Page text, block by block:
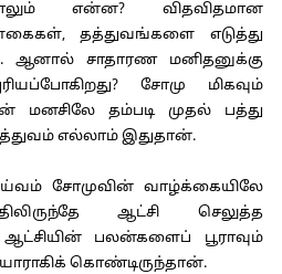
என்ன? விதவிதமான
தத்துவங்களை எடுத்து
ஆனால் சாதாரண மனிதனுக்கு
சோமு மிகவும்
தம்படி முதல் பத்து
எல்லாம் இதுதான்.
சோமுவின் வாழ்க்கையிலே
ஆட்சி செலுத்த
பலன்களைப் பூராவும்
கொண்டிருந்தான்.